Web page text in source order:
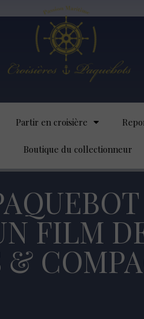
Partir en croisière
Boutique du collectionneur
FILM
&